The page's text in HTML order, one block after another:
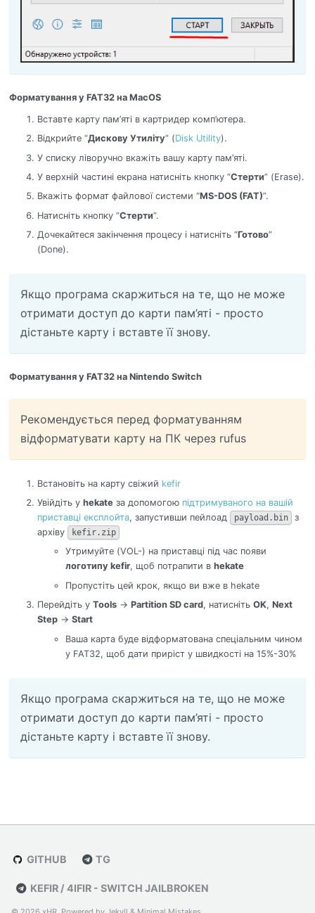
Форматування у FAT32 на MacOS
Вставте карту пам’яті в картридер комп’ютера.
Відкрийте “Дискову Утиліту” (Disk Utility).
У списку ліворучно вкажіть вашу карту пам’яті.
У верхній частині екрана натисніть кнопку “Стерти” (Erase).
Вкажіть формат файлової системи “MS-DOS (FAT)”.
Натисніть кнопку “Стерти”.
Дочекайтеся закінчення процесу і натисніть “Готово”
(Done).
Якщо програма скаржиться на те, що не може
отримати доступ до карти пам’яті - просто
дістаньте карту і вставте її знову.
Форматування у FAT32 на Nintendo Switch
Рекомендується перед форматуванням
відформатувати карту на ПК через rufus
Встановіть на карту свіжий kefir
Увійдіть у hekateза допомогою підтримуваного на вашій
приставці експлойта, запустивши пейлоад payload.bin
з
архіву
kefir.zip
Утримуйте (VOL-) на приставці під час появи
логотипу kefir, щоб потрапити в hekate
Пропустіть цей крок, якщо ви вже в hekate
Перейдіть у Tools-> Partition SD card, натисніть OK, Next
Step-> Start
Ваша карта буде відформатована спеціальним чином
у FAT32, щоб дати приріст у швидкості на 15%-30%
Якщо програма скаржиться на те, що не може
отримати доступ до карти пам’яті - просто
дістаньте карту і вставте її знову.
GITHUB TG
KEFIR / 4IFIR - SWITCH JAILBROKEN